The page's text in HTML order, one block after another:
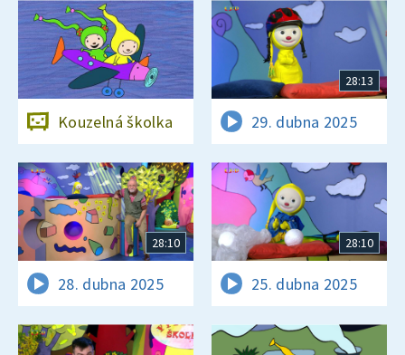
Kouzelná školka
28:13
29. dubna 2025
28:10
28. dubna 2025
28:10
25. dubna 2025